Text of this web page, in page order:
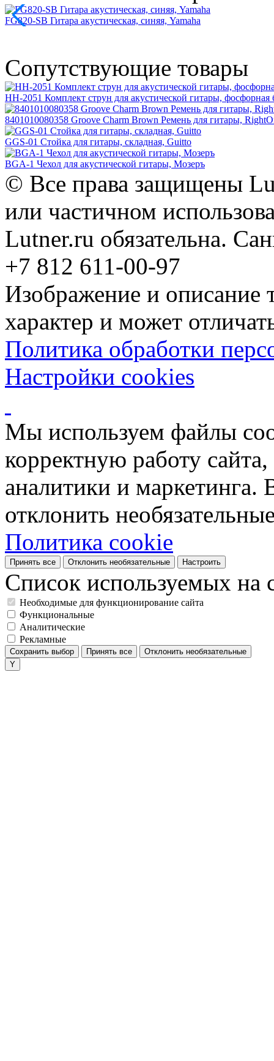
FG820-SB Гитара акустическая, синяя, Yamaha
Сопутствующие товары
HH-2051 Комплект струн для акустической гитары, фосфорная
8401010080358 Groove Charm Brown Ремень для гитары,
GGS-01 Стойка для гитары, складная, Guitto
BGA-1 Чехол для акустической гитары, Мозеръ
© Все права защищены
или частичном
Lutner.ru обязательна.
+7 812 611-00-97
Изображение и описание
характер и может
Политика обработки
Настройки cookies
Мы используем файлы
корректную работу
аналитики и
отклонить
Политика cookie
Принять все Отклонить необязательные Настроить
Список используемых на
Необходимые для функционирование сайта
Функциональные
Аналитические
Рекламные
Сохранить выбор Принять все Отклонить необязательные